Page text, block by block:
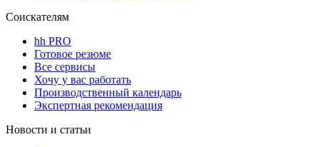
Соискателям
hh PRO
Готовое резюме
Все сервисы
Хочу у вас работать
Производственный календарь
Экспертная рекомендация
Новости и статьи